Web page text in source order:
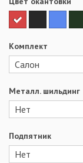
Комплект
Металл. шильдинг
Подпятник